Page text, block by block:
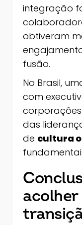
integração
obtiveram
fusão.
No Brasil,
com
corporações
das
de cultura